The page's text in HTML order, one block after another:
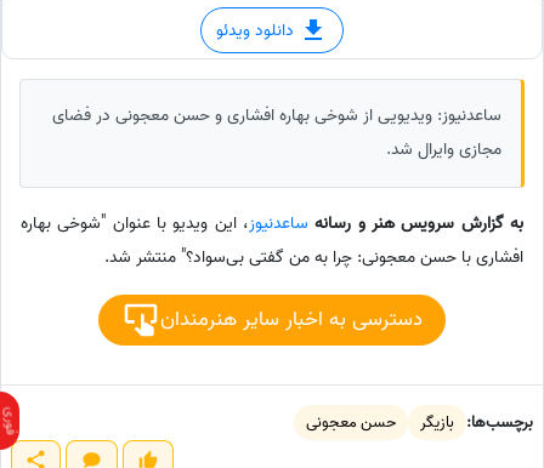
دانلود ویدئو
ساعدنیوز: ویدیویی از شوخی بهاره افشاری و حسن معجونی در فضای
مجازی وایرال شد.
به گزارش سرویس هنر و رسانه ساعدنیوز، این ویدیو با عنوان "شوخی بهاره
افشاری با حسن معجونی: چرا به من گفتی بی‌سواد؟" منتشر شد.
دسترسی به اخبار سایر هنرمندان
برچسب‌ها: بازیگر حسن معجونی